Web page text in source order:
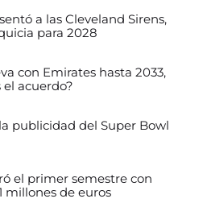
a las Cleveland Sirens,
para 2028
con Emirates hasta 2033,
el acuerdo?
publicidad del Super Bowl
el primer semestre con
millones de euros